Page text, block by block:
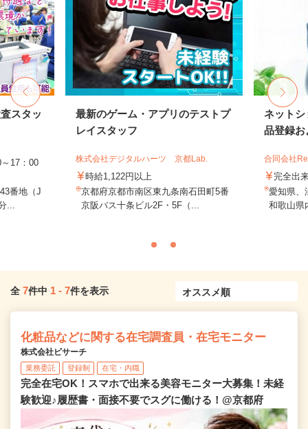
スタッ
17：00
番地（J
...
最新のゲーム・アプリのテストプ
レイスタッフ
株式会社デジタルハーツ 京都Lab.
時給1,122円以上
京都府京都市南区東九条南石田町5番
京阪バス十条ビル2F・5F（...
ネットシ
品登録お
合同会社
完全出
愛知県、
和歌山
全 7件中 1 - 7件を表示
化粧品などに関する在宅調査員・在宅モニター
株式会社ビサーチ
業務委託 登録制 在宅・内職
完全在宅OK！スマホで出来る美容モニター大募集！未経
験歓迎♪履歴書・面接不要でスグに働ける！@京都府